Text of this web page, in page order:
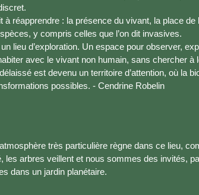
à réapprendre : la présence du vivant, la place de
y compris celles que l’on dit invasives.
lieu d’exploration. Un espace pour observer,
avec le vivant non humain, sans chercher à
est devenu un territoire d’attention, où la
possibles. - Cendrine Robelin
très particulière règne dans ce lieu,
les arbres veillent et nous sommes des invités,
dans un jardin planétaire.